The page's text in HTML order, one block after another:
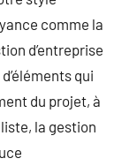
comme la
d’entreprise
qui
du projet, à
la gestion